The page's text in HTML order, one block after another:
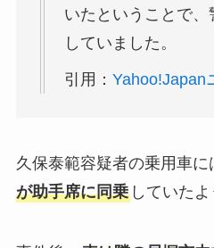
いたということで
していました。
引用： Yahoo!Japan
久保泰範容疑者の乗用車
が助手席に同乗していたよ